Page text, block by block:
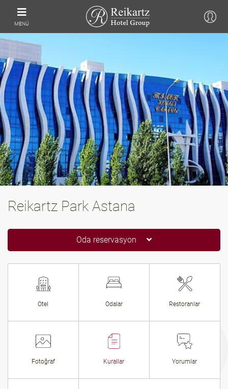
MENÜ
Reikartz Park Astana
Oda reservasyon
Otel Odalar Restoranlar
Fotoğraf Kurallar Yorumlar